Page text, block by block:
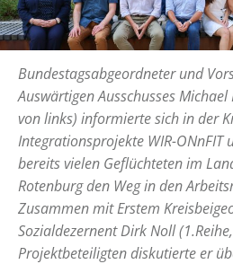
Bundestagsabgeordneter und
Auswärtigen Ausschusses
von links) informierte sich in der
Integrationsprojekte WIR-ONnFIT
bereits vielen Geflüchteten im
Rotenburg den Weg in den
Zusammen mit Erstem
Sozialdezernent Dirk Noll
Projektbeteiligten diskutierte er